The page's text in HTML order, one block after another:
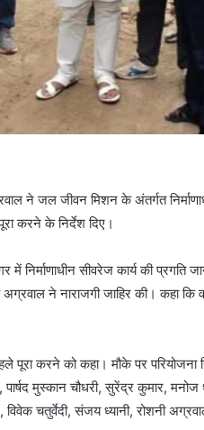
ने जल जीवन मिशन के अंतर्गत
करने के निर्देश दिए।
में निर्माणाधीन सीवरेज कार्य की प्रगति
ने नाराजगी जाहिर की। कहा कि
पूरा करने को कहा। मौके पर
पार्षद मुस्कान चौधरी, सुरेंद्र कुमार,
चतुर्वेदी, संजय ध्यानी, रोशनी